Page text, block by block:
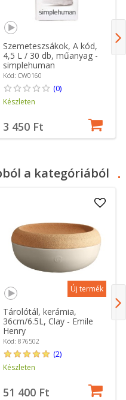
Szemeteszsákok, A kód,
4,5 L / 30 db, műanyag -
simplehuman
Kód: CW0160
(0)
Készleten
3 450 Ft
a kategóriából
Új termék
Tárolótál, kerámia,
36cm/6.5L, Clay - Emile
Henry
Kód: 876502
(2)
Készleten
51 400 Ft